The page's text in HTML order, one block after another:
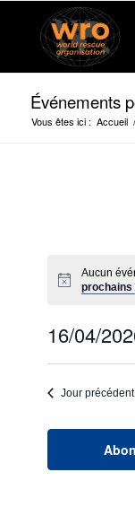
Événements
Vous êtes ici : Accueil /
Aucun
prochains
16/04/
date.Jour précédent